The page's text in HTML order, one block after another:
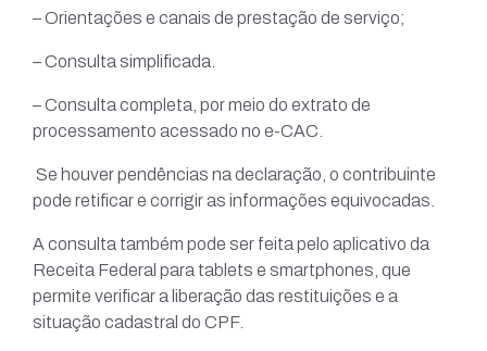
– Orientações e canais de prestação de serviço;
– Consulta simplificada.
– Consulta completa, por meio do extrato de
processamento acessado no e-CAC.
Se houver pendências na declaração, o contribuinte
pode retificar e corrigir as informações equivocadas.
A consulta também pode ser feita pelo aplicativo da
Receita Federal para tablets e smartphones, que
permite verificar a liberação das restituições e a
situação cadastral do CPF.